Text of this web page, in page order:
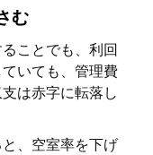
む
ことでも、利回
いても、管理費
は赤字に転落し
、空室率を下げ